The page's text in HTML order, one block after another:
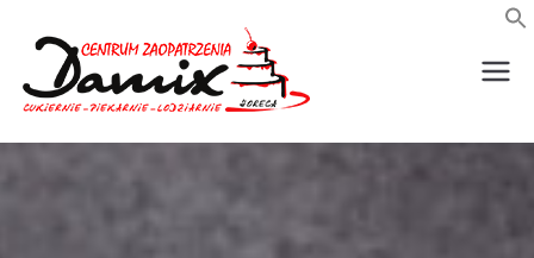
treści
wszystko
wszystko dla piekarni,